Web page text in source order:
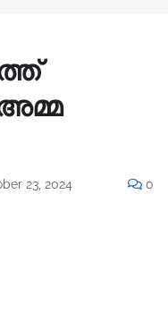
അമ്മ
23, 2024 0